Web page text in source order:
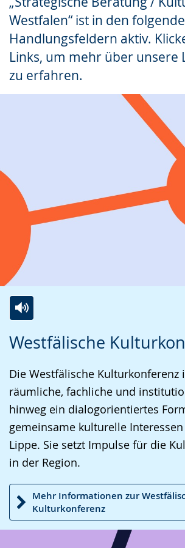
Westfalen“ ist in den
Handlungsfeldern aktiv.
Links, um mehr über unsere
zu erfahren.
wechseln.
Deutscher
Gebärdensprache
wird
angezeigt.
Westfälische
Die Westfälische Kulturkonferenz
räumliche, fachliche und
hinweg ein dialogorientiertes
gemeinsame kulturelle
Lippe. Sie setzt Impulse für die
in der Region.
Mehr Informationen zur
Kulturkonferenz
Leichten
wechseln.
Audio-
Video
Deutscher
Gebärdensprache
wird
angezeigt.